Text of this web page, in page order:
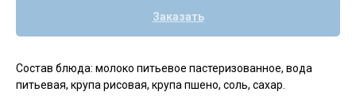
Заказать
Состав блюда: молоко питьевое пастеризованное, вода
питьевая, крупа рисовая, крупа пшено, соль, сахар.